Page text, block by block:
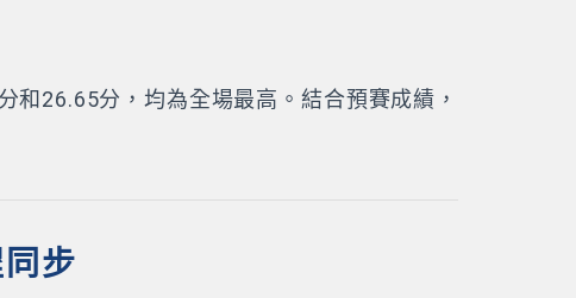
26.65分，均為全場最高。結合預賽成績，
步